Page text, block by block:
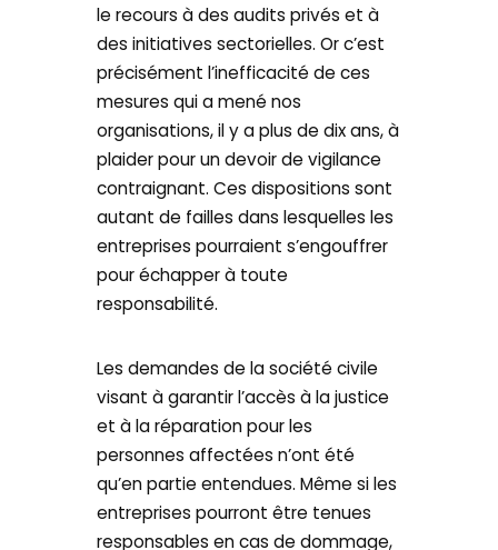
le recours à des audits privés et à
des initiatives sectorielles. Or c’est
précisément l’inefficacité de ces
mesures qui a mené nos
organisations, il y a plus de dix ans, à
plaider pour un devoir de vigilance
contraignant. Ces dispositions sont
autant de failles dans lesquelles les
entreprises pourraient s’engouffrer
pour échapper à toute
responsabilité.
Les demandes de la société civile
visant à garantir l’accès à la justice
et à la réparation pour les
personnes affectées n’ont été
qu’en partie entendues. Même si les
entreprises pourront être tenues
responsables en cas de dommage,